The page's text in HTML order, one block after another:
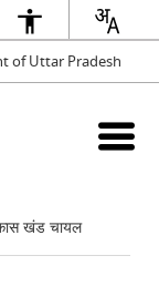
of Uttar Pradesh
खंड चायल